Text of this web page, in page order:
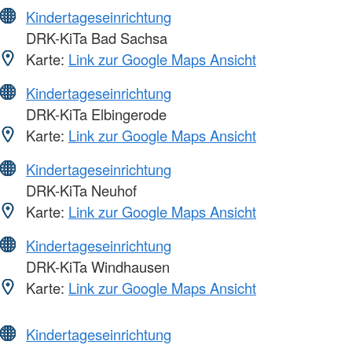
Kindertageseinrichtung
DRK-KiTa Bad Sachsa
Karte: Link zur Google Maps Ansicht
Kindertageseinrichtung
DRK-KiTa Elbingerode
Karte: Link zur Google Maps Ansicht
Kindertageseinrichtung
DRK-KiTa Neuhof
Karte: Link zur Google Maps Ansicht
Kindertageseinrichtung
DRK-KiTa Windhausen
Karte: Link zur Google Maps Ansicht
Kindertageseinrichtung